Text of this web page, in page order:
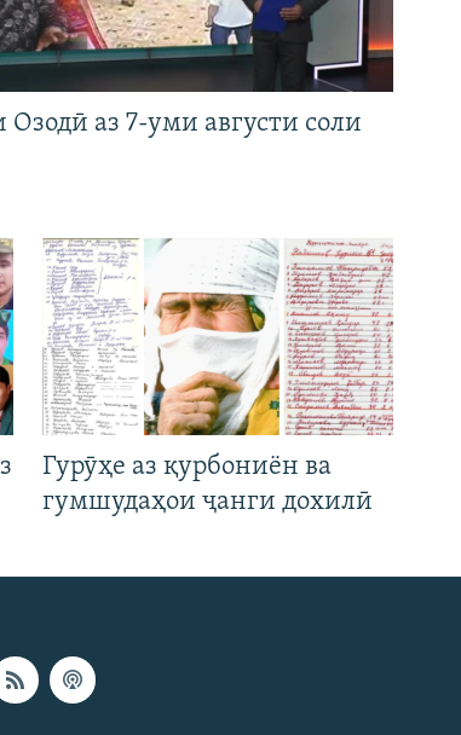
Озодӣ аз 7-уми августи соли
Гурӯҳе аз қурбониён ва
гумшудаҳои ҷанги дохилӣ